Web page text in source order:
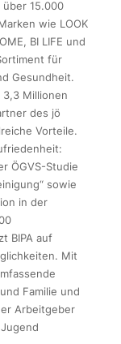
15.000
wie LOOK
BI LIFE und
für
Gesundheit.
Millionen
des jö
Vorteile.
ÖGVS-Studie
sowie
in der
BIPA auf
Mit
Familie und
Arbeitgeber